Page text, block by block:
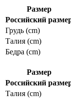
Размер
Российский
Грудь (cm)
Талия (cm)
Бедра (cm)
Размер
Российский
Талия (cm)